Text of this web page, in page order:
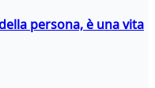
persona, è una vita